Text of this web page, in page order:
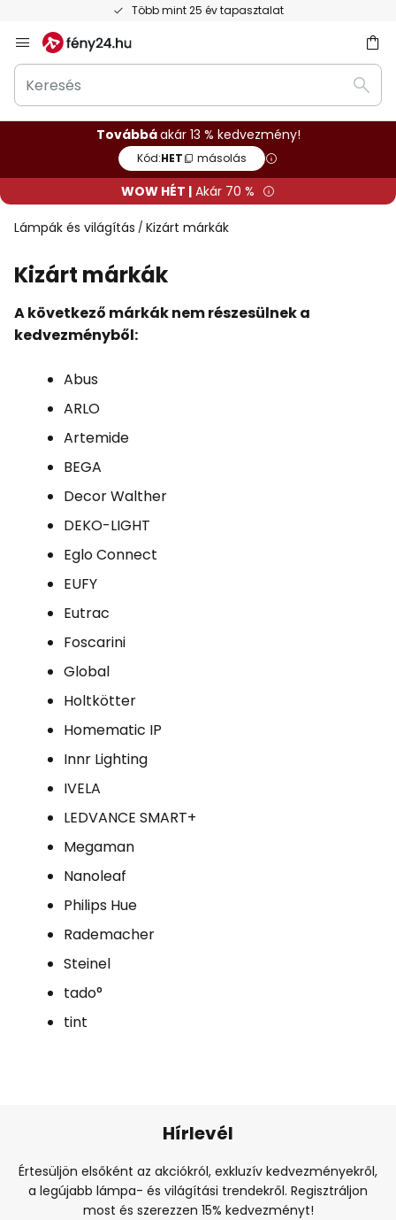
Több mint 25 év tapasztalat
Ugrás
a
tartalomhoz
Keresés
Továbbáakár 13 % kedvezmény!
Kód:HET másolás
WOW HÉT | Akár 70 %
Lámpák és világítás Kizárt márkák
Kizárt márkák
A következő márkák nem részesülnek a
kedvezményből:
Abus
ARLO
Artemide
BEGA
Decor Walther
DEKO-LIGHT
Eglo Connect
EUFY
Eutrac
Foscarini
Global
Holtkötter
Homematic IP
Innr Lighting
IVELA
LEDVANCE SMART+
Megaman
Nanoleaf
Philips Hue
Rademacher
Steinel
tado°
tint
Hírlevél
Értesüljön elsőként az akciókról, exkluzív kedvezményekről,
a legújabb lámpa- és világítási trendekről. Regisztráljon
most és szerezzen 15% kedvezményt!